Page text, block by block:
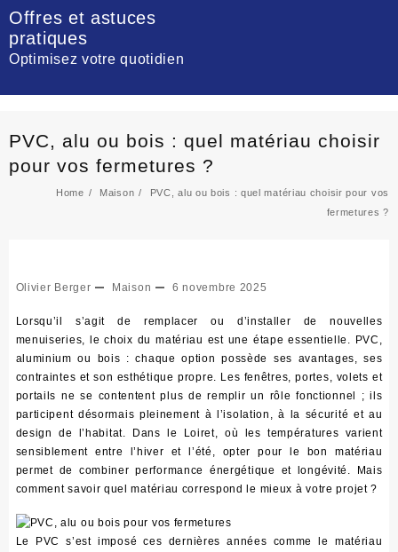
Skip
content
Offres et astuces
pratiques
Optimisez votre quotidien
PVC, alu ou bois : quel matériau choisir
pour vos fermetures ?
Home Maison
PVC, alu ou bois : quel matériau choisir pour vos
fermetures ?
Olivier Berger Maison 6 novembre 2025
Lorsqu’il s’agit de remplacer ou d’installer de nouvelles
menuiseries, le choix du matériau est une étape essentielle. PVC,
aluminium ou bois : chaque option possède ses avantages, ses
contraintes et son esthétique propre. Les fenêtres, portes, volets et
portails ne se contentent plus de remplir un rôle fonctionnel ; ils
participent désormais pleinement à l’isolation, à la sécurité et au
design de l’habitat. Dans le Loiret, où les températures varient
sensiblement entre l’hiver et l’été, opter pour le bon matériau
permet de combiner performance énergétique et longévité. Mais
comment savoir quel matériau correspond le mieux à votre projet ?
Le PVC s’est imposé ces dernières années comme le matériau